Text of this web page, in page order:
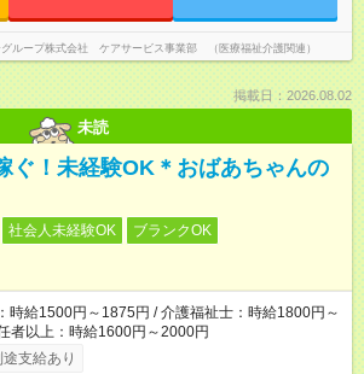
グループ株式会社 ケアサービス事業部 （医療福祉介護関連）
掲載日：2026.08.02
未読
ぐ！未経験OK＊おばあちゃんの
社会人未経験OK
ブランクOK
時給1500円～1875円 / 介護福祉士：時給1800円～
者以上：時給1600円～2000円
支給あり